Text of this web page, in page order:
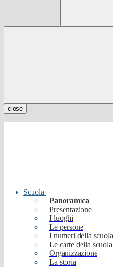
close
Scuola
Panoramica
Presentazione
I luoghi
Le persone
I numeri della scuola
Le carte della scuola
Organizzazione
La storia